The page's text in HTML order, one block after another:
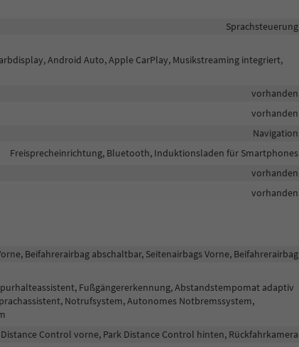
Sprachsteuerung
Android Auto, Apple CarPlay, Musikstreaming integriert,
vorhanden
vorhanden
Navigation
Freisprecheinrichtung, Bluetooth, Induktionsladen für Smartphones
vorhanden
vorhanden
Beifahrerairbag abschaltbar, Seitenairbags Vorne, Beifahrerairbag
Fußgängererkennung, Abstandstempomat adaptiv
Notrufsystem, Autonomes Notbremssystem,
Control vorne, Park Distance Control hinten, Rückfahrkamera